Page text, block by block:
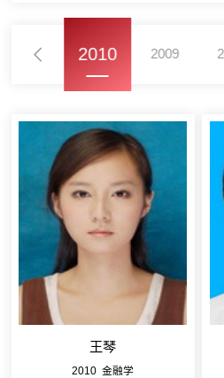
2011 2010 2009
王琴
2010 金融学